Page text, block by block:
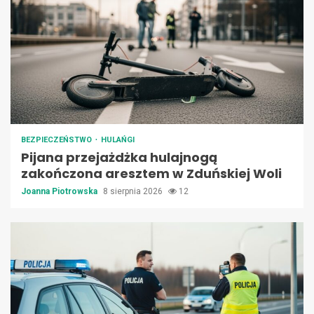
BEZPIECZEŃSTWO HULAŃGI
Pijana przejażdżka hulajnogą
zakończona aresztem w Zduńskiej Woli
Joanna Piotrowska 8 sierpnia 2026 12